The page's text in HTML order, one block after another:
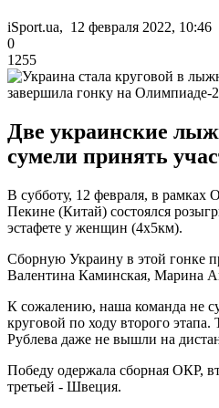
iSport.ua, 12 февраля 2022, 10:46
0
1255
Две украинские
сумели принять
В субботу, 12 февраля, в рамках
Пекине (Китай) состоялся
эстафете у женщин (4х5км).
Сборную Украину в этой гонке
Валентина Каминская, Марина
К сожалению, наша команда не
круговой по ходу второго
Рублева даже не вышли на
Победу одержала сборная ОКР,
третьей - Швеция.